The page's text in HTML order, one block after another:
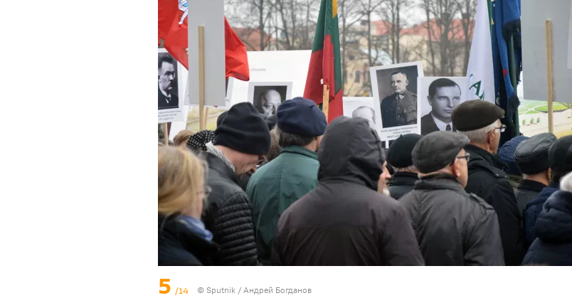
5 /14 © Sputnik / Андрей Богданов